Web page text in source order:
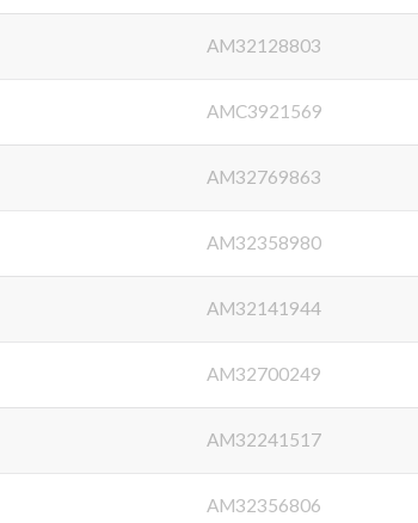
AM32128803
AMC3921569
AM32769863
AM32358980
AM32141944
AM32700249
AM32241517
AM32356806